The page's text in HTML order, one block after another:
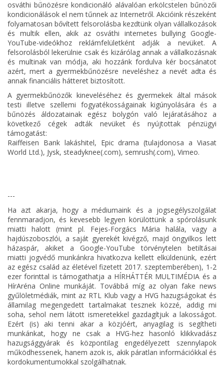
osváthi bűnözésre kondicionáló alávalóan erkölcstelen bűnözői
kondicionálások el nem tűnnek az Internetről. Akcióink részeként
folyamatosan bővített felsorolásba kezdtünk olyan vállalkozások
és multik ellen, akik az osváthi internetes bullying Google-
YouTube-videókhoz reklámfelületként adják a nevüket. A
felsorolásból lekerülnie csak és kizárólag annak a vállalkozásnak
és multinak van módja, aki hozzánk fordulva kér bocsánatot
azért, mert a gyermekbűnözésre neveléshez a nevét adta és
annak financiális hátteret biztosított.
A gyermekbűnözők kineveléséhez és gyermekek által mások
testi illetve szellemi fogyatékosságainak kigúnyolására és a
bűnözés áldozatainak egész bolygón való lejáratásához a
következő cégek adták nevüket és nyújtottak pénzügyi
támogatást:
Raiffeisen Bank lakáshitel, Epic drama (tulajdonosa a Viasat
World Ltd.), Jysk, steadyknee(.com), semrush(.com), Vimeo.
---
Ha azt akarja, hogy a médiumaink és a jogsegélyszolgálat
fennmaradjon, és kevesebb legyen körülöttünk a spórolásunk
miatti halott (mint pl. Fejes-Forgács Mária halála, vagy a
hajdúszoboszlói, a saját gyerekét kivégző, majd öngyilkos lett
házaspár, akiket a Google-YouTube törvénytelen betiltásai
miatti jogvédő munkánkra hivatkozva kellett elküldenünk, ezért
az egész család az életével fizetett 2017. szeptemberében), 1-2
ezer forinttal is támogathatja a HÍRHÁTTÉR MULTIMÉDIA és a
HírAréna Online munkáját. Továbbá míg az olyan fake news
gyűlöletmédiák, mint az RTL Klub vagy a HVG hazugságokat és
államilag megengedett tartalmakat tesznek közzé, addig mi
soha, sehol nem látott ismeretekkel gazdagítjuk a lakosságot.
Ezért (is) aki tenni akar a közjóért, anyagilag is segítheti
munkánkat, hogy ne csak a HVG-hez hasonló klikkvadász
hazugsággyárak és központilag engedélyezett szennylapok
működhessenek, hanem azok is, akik páratlan információkkal és
kordokumentumokkal szolgálhatnak.